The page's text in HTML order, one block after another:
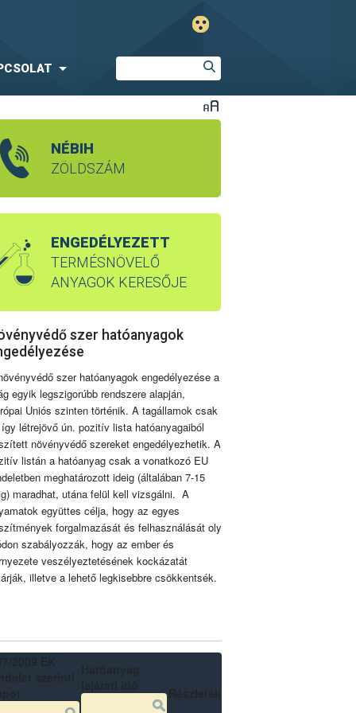
NÉBIH
ZÖLDSZÁM
ENGEDÉLYEZETT
TERMÉSNÖVELŐ
ANYAGOK KERESŐJE
szer hatóanyagok
szer hatóanyagok engedélyezése a
egyik legszigorúbb rendszere alapján,
Uniós szinten történik. A tagállamok csak
létrejövő ún. pozitív lista hatóanyagaiból
növényvédő szereket engedélyezhetik. A
listán a hatóanyag csak a vonatkozó EU
meghatározott ideig (általában 7-15
maradhat, utána felül kell vizsgálni. A
együttes célja, hogy az egyes
forgalmazását és felhasználását oly
szabályozzák, hogy az ember és
veszélyeztetésének kockázatát
illetve a lehető legkisebbre csökkentsék.